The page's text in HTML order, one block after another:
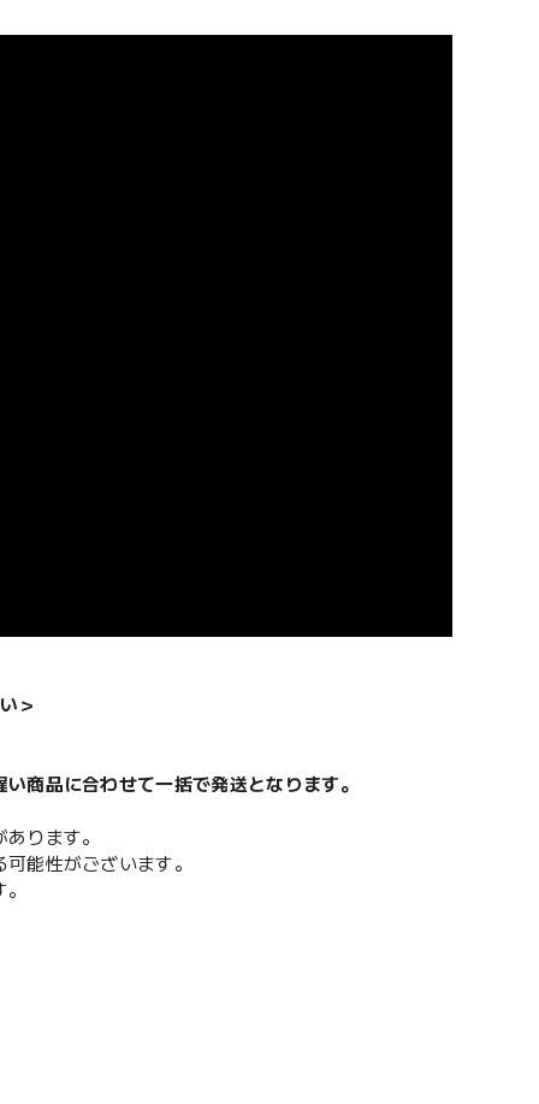
＞
商品に合わせて一括で発送となります。
ります。
能性がございます。